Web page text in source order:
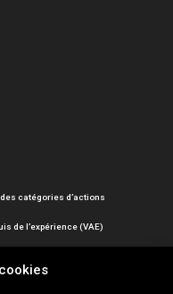
catégories d’actions
de l’expérience (VAE)